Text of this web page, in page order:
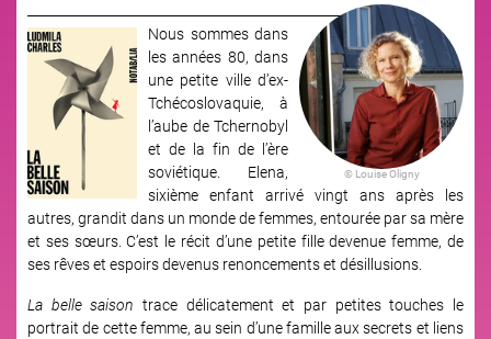
© Louise Oligny
Image
Nous sommes dans
les années 80, dans
une petite ville d’ex-
Tchécoslovaquie, à
l’aube de Tchernobyl
et de la fin de l’ère
soviétique. Elena,
sixième enfant arrivé vingt ans après les
autres, grandit dans un monde de femmes, entourée par sa mère
et ses sœurs. C’est le récit d’une petite fille devenue femme, de
ses rêves et espoirs devenus renoncements et désillusions.
La belle saison trace délicatement et par petites touches le
portrait de cette femme, au sein d’une famille aux secrets et liens